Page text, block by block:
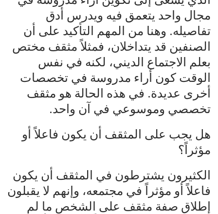
مجال واحد يتعمق فيه ويدرس أدق
تفاصيله. وهنا من المهم التأكيد على أن
الصنفين قد يتداخلان، فمثلاً مثقف مختص
بعلم الاجتماع الديني، لكنه في نفس
الوقت كون أراء مدروسة في تخصصات
أخرى عديدة. في هذه الحالة هو مثقف
تخصصي وموسوعي في آن واحد.
هل يجب على المثقف أن يكون فاعلاً أو
مؤثراً؟
الكثيرون يشترطون في المثقف أن يكون
فاعلاً أو مؤثراً في مجتمعه، وإنهم لا يقبلون
إطلاق صفة مثقف على الشخص ما لم